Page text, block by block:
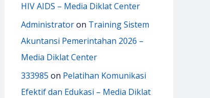
HIV AIDS – Media Diklat Center
Administratoron Training Sistem
Akuntansi Pemerintahan 2026 –
Media Diklat Center
333985 on Pelatihan Komunikasi
Efektif dan Edukasi – Media Diklat